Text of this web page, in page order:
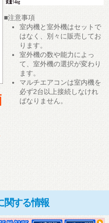
■注意事項
室内機と室外機はセットで
はなく、別々に販売してお
ります。
室外機の数や能力によっ
て、室外機の選択が変わり
ます。
マルチエアコンは室内機を
必ず2台以上接続しなけれ
ばなりません。
関する情報